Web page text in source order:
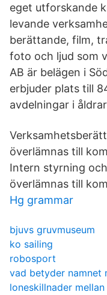
eget utforskande
levande
berättande, film,
foto och ljud som
AB är belägen i
erbjuder plats till
avdelningar i
överlämnas till
Intern styrning
överlämnas till
Hg grammar
bjuvs gruvmuseum
ko sailing
robosport
vad betyder namnet
loneskillnader